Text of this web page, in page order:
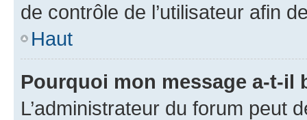
de contrôle de l’utilisateur afin
Haut
Pourquoi mon message a-t-il
L’administrateur du forum peut